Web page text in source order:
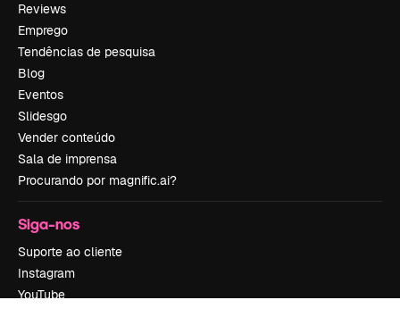
Reviews
Emprego
Tendências de pesquisa
Blog
Eventos
Slidesgo
Vender conteúdo
Sala de imprensa
Procurando por magnific.ai?
Siga-nos
Suporte ao cliente
Instagram
YouTube